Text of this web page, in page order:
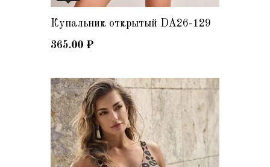
Купальник открытый DA26-129
365.00 ₽